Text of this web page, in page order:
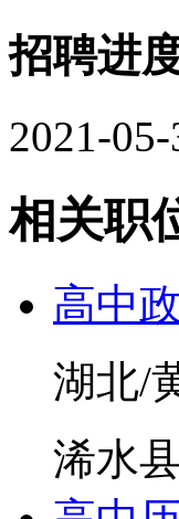
招聘进
2021-
相关职
高中
湖北/
浠水